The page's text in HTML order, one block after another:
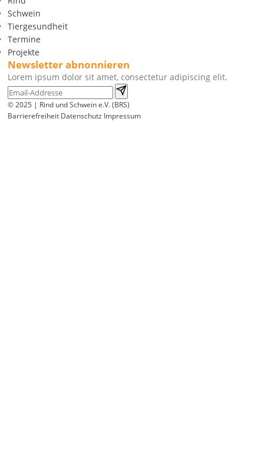
Schwein
Tiergesundheit
Termine
Projekte
Newsletter abnonnieren
Lorem ipsum dolor sit amet, consectetur adipiscing elit.
© 2025 | Rind und Schwein e.V. (BRS)
Barrierefreiheit Datenschutz Impressum